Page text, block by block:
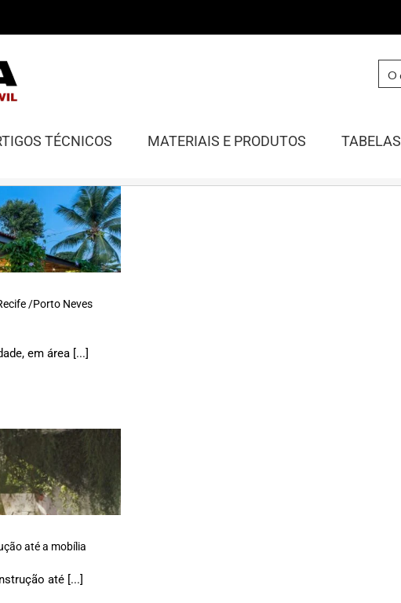
TÉCNICOS MATERIAIS E PRODUTOS TABELAS
/Porto Neves
em área [...]
até a mobília
até [...]